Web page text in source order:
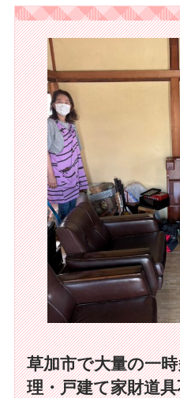
草加市で大量の一
理・戸建て家財道